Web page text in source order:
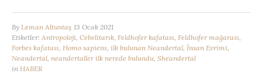
By Leman Altuntaş 13 Ocak 2021
Etiketler: Antropoloji, Cebelitarık, Feldhofer kafatası, Feldhofer mağarası,
Forbes kafatası, Homo sapiens, ilk bulunan Neandertal, İnsan Evrimi,
Neandertal, neandertaller ilk nerede bulundu, Sheandertal
in HABER